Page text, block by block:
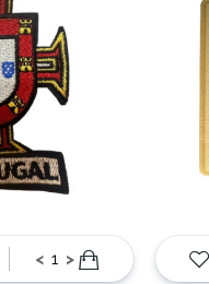
< >